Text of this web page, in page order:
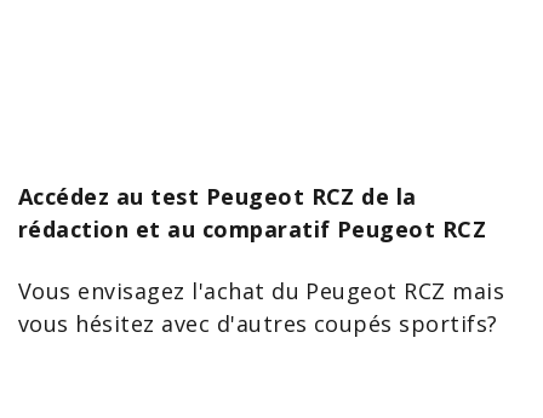
Accédez au test Peugeot RCZ de la
rédaction et au comparatif Peugeot RCZ
Vous envisagez l'achat du Peugeot RCZ mais
vous hésitez avec d'autres coupés sportifs?